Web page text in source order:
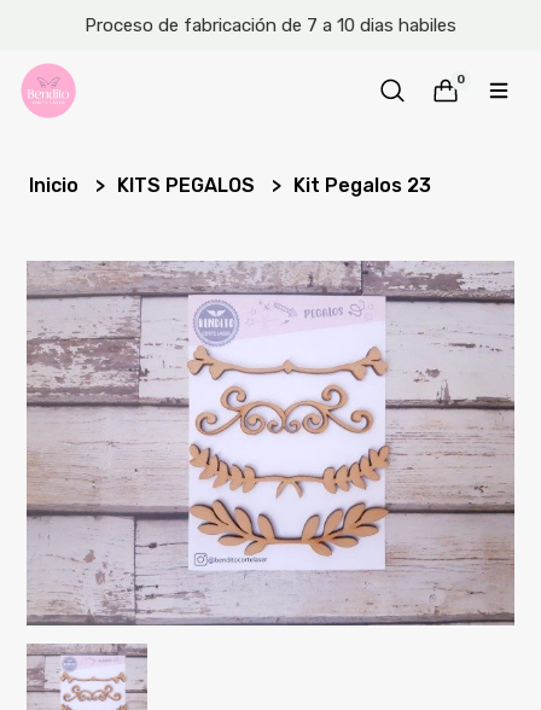
Proceso de fabricación de 7 a 10 dias habiles
0
Inicio KITS PEGALOS Kit Pegalos 23